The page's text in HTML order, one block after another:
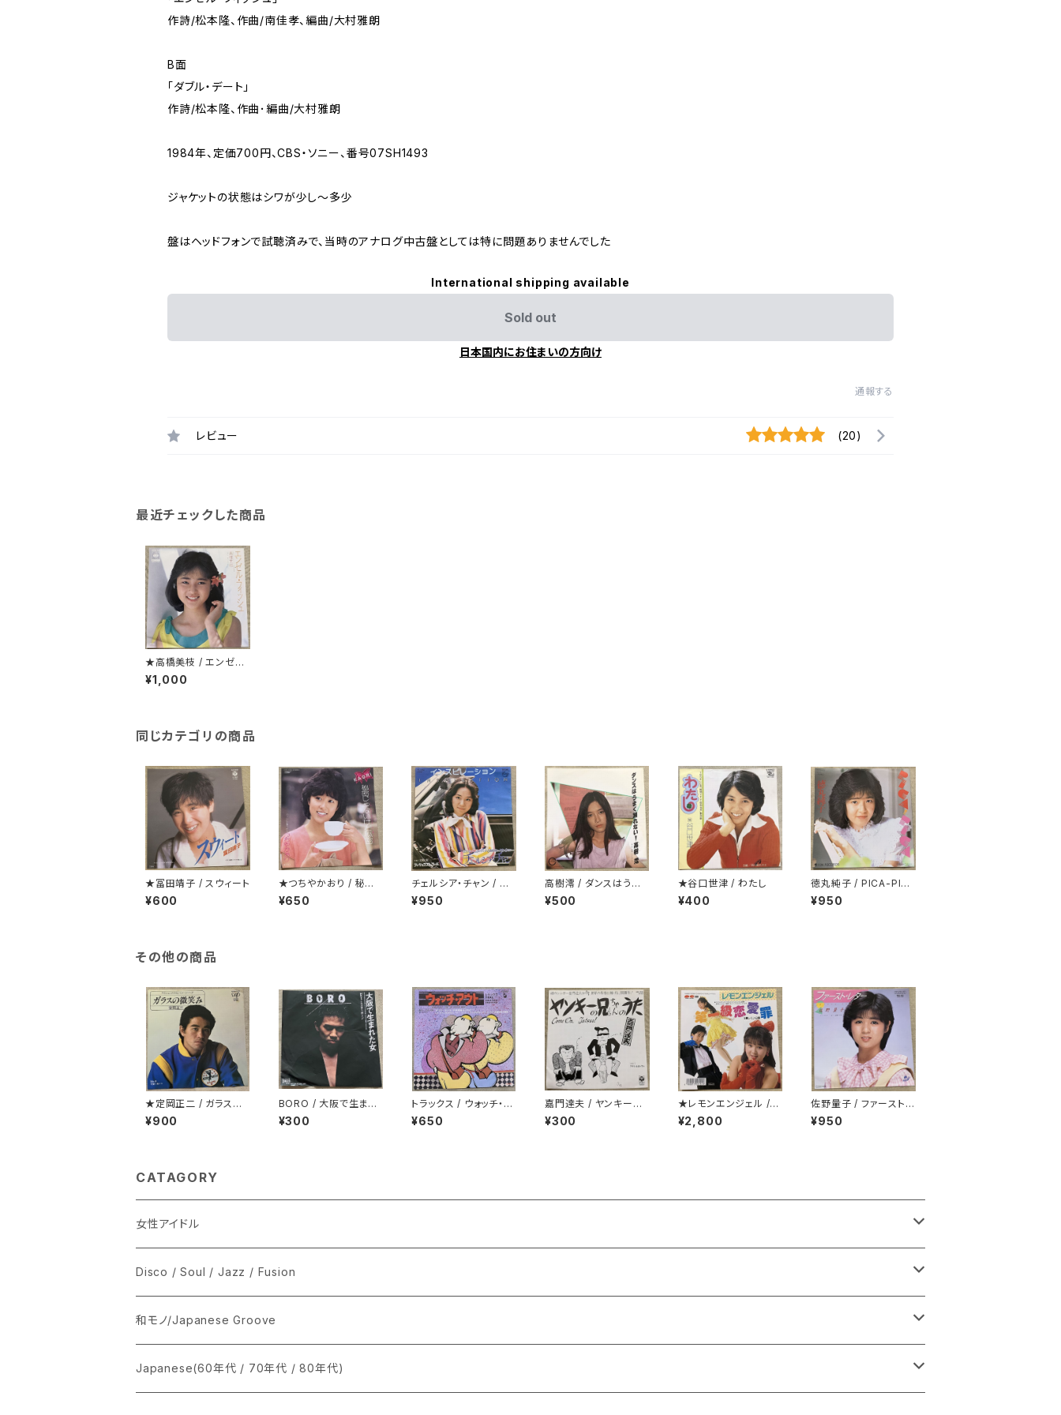
作詩/松本隆、作曲/南佳孝、編曲/大村雅朗
B面
「ダブル・デート」
作詩/松本隆、作曲･編曲/大村雅朗
1984年、定価700円、CBS・ソニー、番号07SH1493
ジャケットの状態はシワが少し～多少
盤はヘッドフォンで試聴済みで、当時のアナログ中古盤としては特に問題ありませんでした
International shipping available
Sold out
日本国内にお住まいの方向け
通報する
レビュー (20)
最近チェックした商品
★高橋美枝 / エンゼル・
フィッシュ
¥1,000
同じカテゴリの商品
★冨田靖子 / スウィート
¥600
★つちやかおり / 秘密
じゃないけど秘密
¥650
チェルシア・チャン / イ
ンスピレーション
¥950
高樹澪 / ダンスはうまく
踊れない
¥500
★谷口世津 / わたし
¥400
徳丸純子 / PICA-PIC
A
¥950
その他の商品
★定岡正二 / ガラスの
微笑み
¥900
BORO / 大阪で生まれ
た女
¥300
トラックス / ウォッチ・ア
ウト
¥650
嘉門達夫 / ヤンキーの
兄ちゃんのうた
¥300
★レモンエンジェル /
第一級恋愛罪
¥2,800
佐野量子 / ファースト・
レター
¥950
CATAGORY
女性アイドル
シングル盤
あ行
か行
LP
CD
Disco / Soul / Jazz / Fusion
シングル盤
A
12インチ・シングル
和モノ/Japanese Groove
シングル盤
Japanese(60年代 / 70年代 / 80年代)